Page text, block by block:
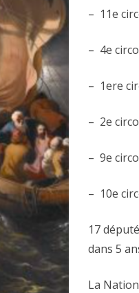
– 11e
– 4e
– 1ere
– 2e
– 9e
– 10e
17
dans 5
La